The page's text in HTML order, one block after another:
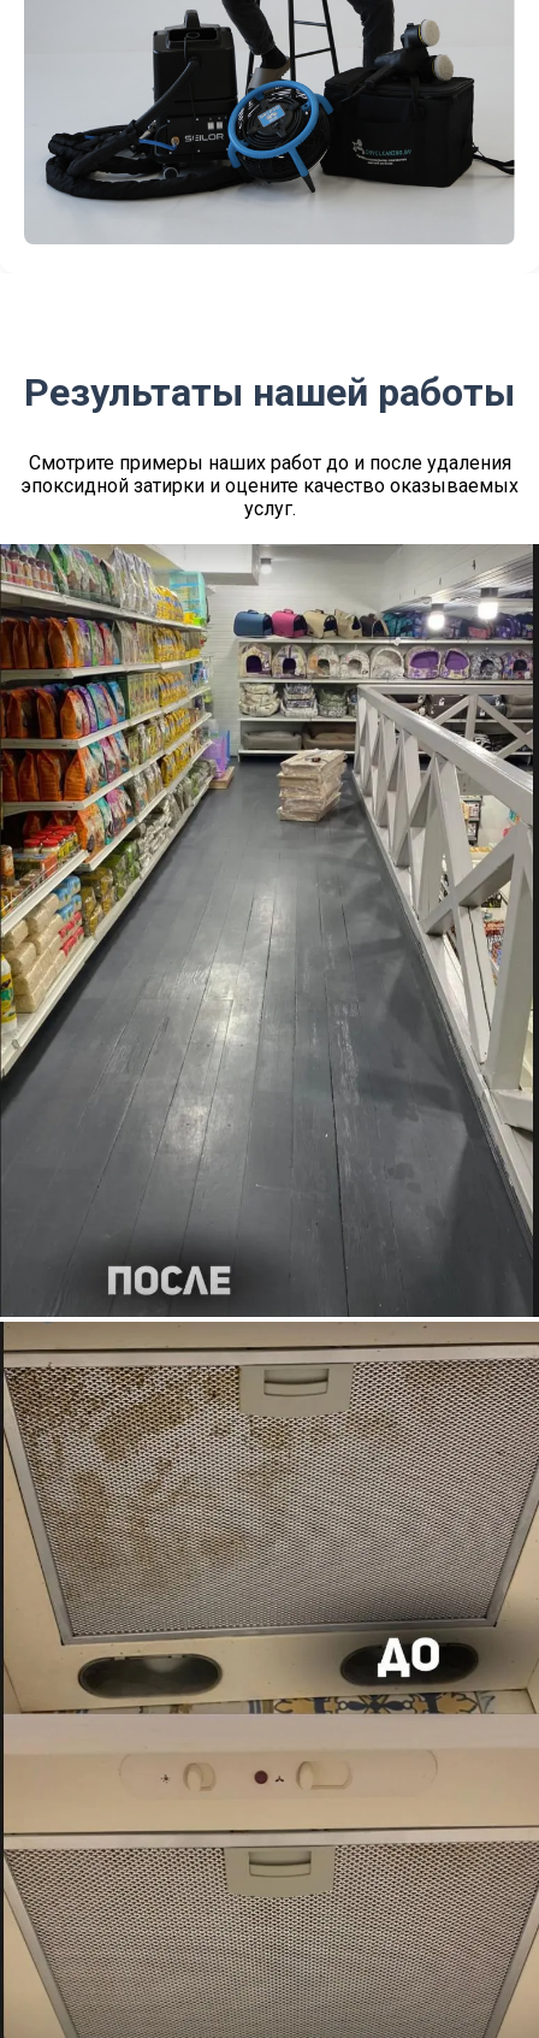
Результаты нашей работы
Смотрите примеры наших работ до и после удаления
эпоксидной затирки и оцените качество оказываемых
услуг.